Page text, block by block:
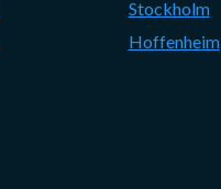
Stockholm
Hoffenheim